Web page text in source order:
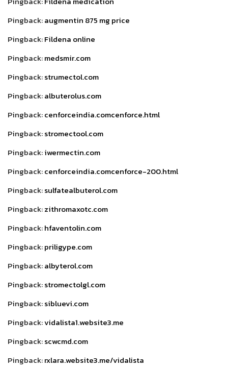
Pingback:augmentin 875 mg price
Pingback:Fildena online
Pingback:medsmir.com
Pingback:strumectol.com
Pingback:albuterolus.com
Pingback:cenforceindia.comcenforce.html
Pingback:stromectool.com
Pingback:iwermectin.com
Pingback:cenforceindia.comcenforce-200.html
Pingback:sulfatealbuterol.com
Pingback:zithromaxotc.com
Pingback:hfaventolin.com
Pingback:priligype.com
Pingback:albyterol.com
Pingback:stromectolgl.com
Pingback:sibluevi.com
Pingback:vidalista1.website3.me
Pingback:scwcmd.com
Pingback:rxlara.website3.me/vidalista